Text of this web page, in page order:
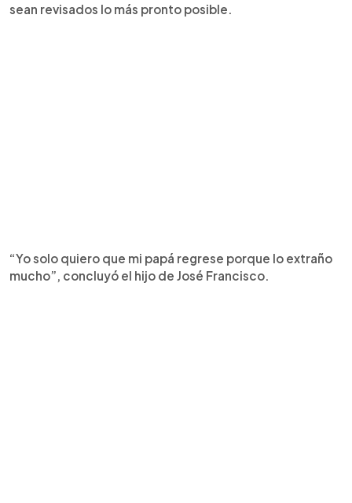
sean revisados lo más pronto posible.
“Yo solo quiero que mi papá regrese porque lo extraño
mucho”, concluyó el hijo de José Francisco.